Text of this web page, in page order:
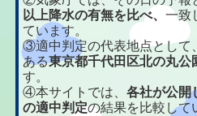
以上降水の有無を比べ、一致
ています。
③適中判定の代表地点として
ある東京都千代田区北の丸公
す。
④本サイトでは、各社が公開
の適中判定の結果を比較して